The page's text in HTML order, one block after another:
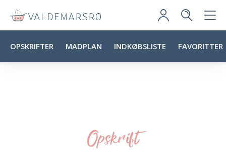
OPSKRIFTER MADPLAN INDKØBSLISTE FAVORITTER
Opskrift